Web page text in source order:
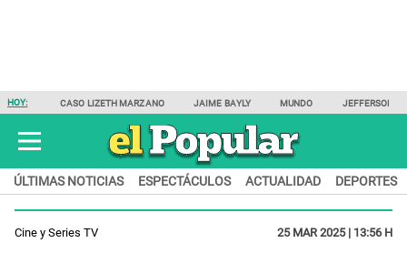
HOY: CASO LIZETH MARZANO JAIME BAYLY MUNDO JEFFERSON
ÚLTIMAS NOTICIAS ESPECTÁCULOS ACTUALIDAD DEPORTES
Cine y Series TV 25 MAR 2025 | 13:56 H